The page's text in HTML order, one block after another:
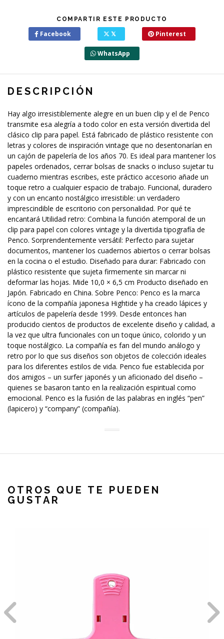
COMPARTIR ESTE PRODUCTO
Facebook 𝕏 Pinterest
WhatsApp
DESCRIPCIÓN
Hay algo irresistiblemente alegre en un buen clip y el de Penco
transmite esa alegría a todo color en esta versión divertida del
clásico clip para papel. Está fabricado de plástico resistente con
letras y colores de inspiración vintage que no desentonarían en
un cajón de papelería de los años 70. Es ideal para mantener los
papeles ordenados, cerrar bolsas de snacks o incluso sujetar tu
cuaderno mientras escribes, este práctico accesorio añade un
toque retro a cualquier espacio de trabajo. Funcional, duradero
y con un encanto nostálgico irresistible: un verdadero
imprescindible de escritorio con personalidad. Por qué te
encantará Utilidad retro: Combina la función atemporal de un
clip para papel con colores vintage y la divertida tipografía de
Penco. Sorprendentemente versátil: Perfecto para sujetar
documentos, mantener los cuadernos abiertos o cerrar bolsas
en la cocina o el estudio. Diseñado para durar: Fabricado con
plástico resistente que sujeta firmemente sin marcar ni
deformar las hojas. Mide 10,0 × 6,5 cm Producto diseñado en
Japón. Fabricado en China. Sobre Penco: Penco es la marca
ícono de la compañía japonesa Hightide y ha creado lápices y
artículos de papelería desde 1999. Desde entonces han
producido cientos de productos de excelente diseño y calidad, a
la vez que ultra funcionales con un toque único, colorido y un
toque nostálgico. La compañía es fan del mundo análogo y
retro por lo que sus diseños son objetos de colección ideales
para los diferentes estilos de vida. Penco fue establecida por
dos amigos – un surfer japonés y un aficionado del diseño –
quienes se basaron tanto en la realización espiritual como
emocional. Penco es la fusión de las palabras en inglés “pen”
(lapicero) y “company” (compañía).
OTROS QUE TE PUEDEN
GUSTAR